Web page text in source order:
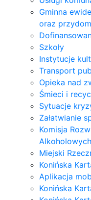
Gminna
oraz
Szkoły
Instytucje
Transport
Opieka nad
Śmieci i
Sytuacje
Załatwianie
Komisja
Miejski
Konińska
Aplikacja
Konińska